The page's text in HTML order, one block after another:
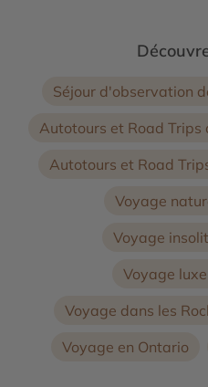
Séjour d'observation
Autotours et Road Trips
Autotours et Road
Voyage
Voyage
Voyage
Voyage dans les
Voyage en Ontario